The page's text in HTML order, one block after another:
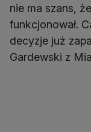
nie ma szans,
funkcjonował.
decyzje już
Gardewski z